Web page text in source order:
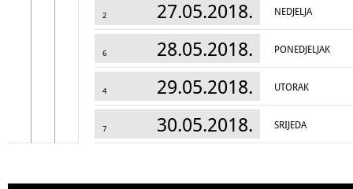
2 27.05.2018. NEDJELJA
6 28.05.2018. PONEDJELJAK
4 29.05.2018. UTORAK
7 30.05.2018. SRIJEDA